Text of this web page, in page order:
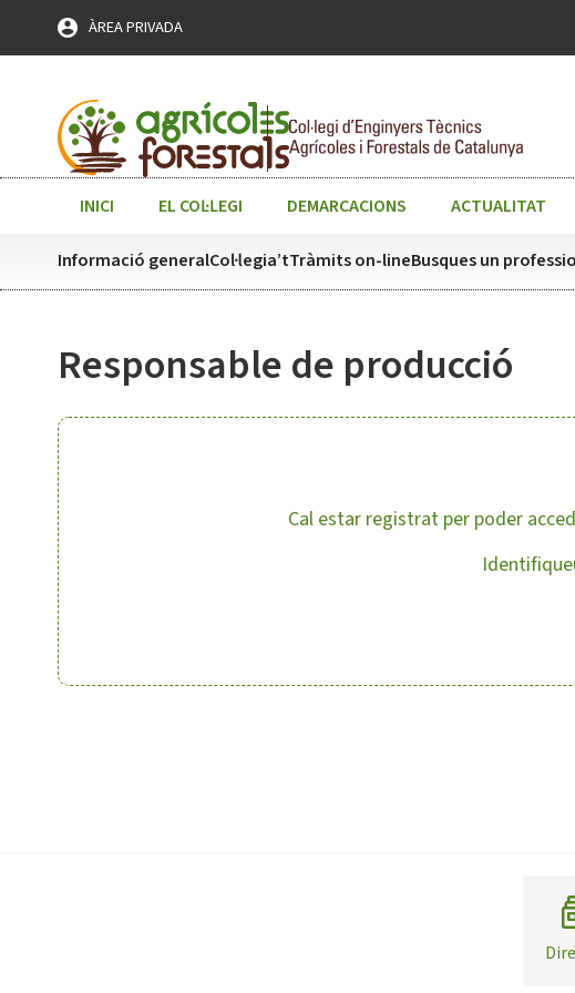
ÀREA PRIVADA
INICI EL COL·LEGI DEMARCACIONS ACTUALITAT
Informació generalCol·legia’tTràmits on-lineBusques un
Responsable de producció
Cal estar registrat per poder